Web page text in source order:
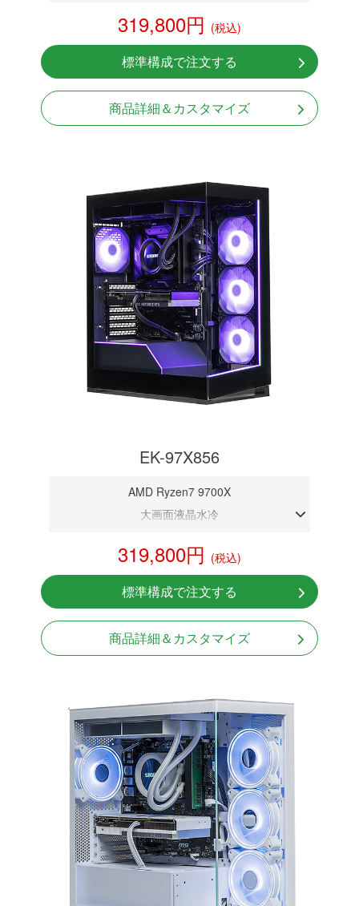
RTX 5060 8GB
NVMeSSD 1TB
無線LAN Bluetooth対応
Windows11 Home 64bit
319,800円 (税込)
標準構成で注文する
商品詳細＆カスタマイズ
EK-97X856
AMD Ryzen7 9700X
大画面液晶水冷
RTX 5060 8GB
NVMeSSD 1TB
無線LAN Bluetooth対応
850W GOLD 電源
319,800円 (税込)
標準構成で注文する
商品詳細＆カスタマイズ